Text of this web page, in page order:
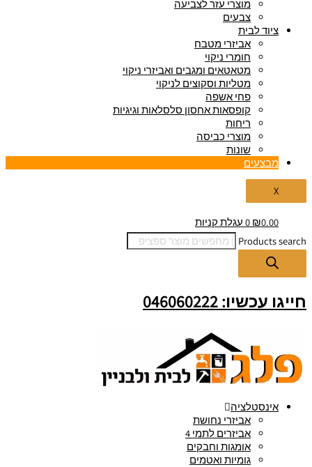
מוצרי עזר לצביעה
צבעים
ציוד לבית
אביזרי מטבח
חומרי ניקוי
מטאטאים ומגבים ואביזרי ניקוי
מטליות וסקוצים לניקוי
פחי אשפה
קופסאות אחסון סלסלאות וגיגיות
ריחות
מוצרי כביסה
שונות
מבצעים
X
₪0.00
0 עגלת קניות
Products search
חייגו עכשיו: 046060222
אינסטלציה
אביזרי נחושת
אביזרים לתמי 4
אומגות וחבקים
גומיות ואטמים